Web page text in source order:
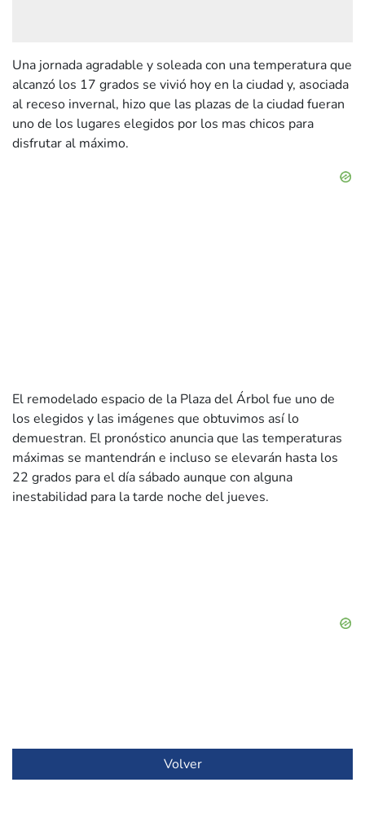
Una jornada agradable y soleada con una temperatura que
alcanzó los 17 grados se vivió hoy en la ciudad y, asociada
al receso invernal, hizo que las plazas de la ciudad fueran
uno de los lugares elegidos por los mas chicos para
disfrutar al máximo.
El remodelado espacio de la Plaza del Árbol fue uno de
los elegidos y las imágenes que obtuvimos así lo
demuestran. El pronóstico anuncia que las temperaturas
máximas se mantendrán e incluso se elevarán hasta los
22 grados para el día sábado aunque con alguna
inestabilidad para la tarde noche del jueves.
Volver